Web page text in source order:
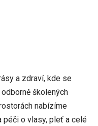
a zdraví, kde se
školených
nabízíme
péči o vlasy, pleť a celé